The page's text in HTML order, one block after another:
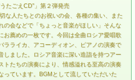
たごえCD”」第２弾発売
切な人たちとのお祝いの会、各種の集い、また
の会などで「ちょっと音楽がほしい」そんな
お薦めの一枚です。今回は全曲ロシア愛唱歌
ラライカ、アコーディオン、ピアノの演奏で
しました。ロシア音楽に深い造詣を持つアー
トたちの演奏により、情感溢れる至高の演奏
っています。BGMとして流していただいた